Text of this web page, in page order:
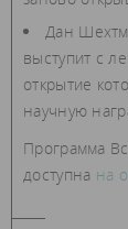
Дан
выступит с
открытие
научную
Программа
доступна на